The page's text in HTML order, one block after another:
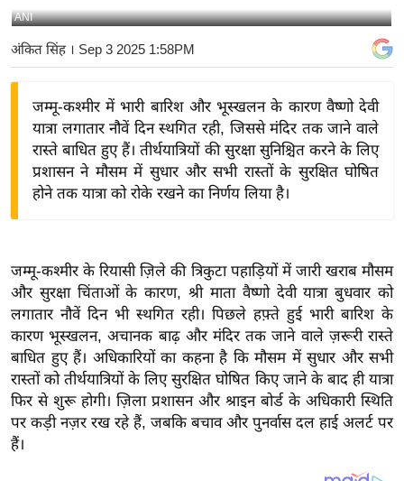
य
बि
ज़
द्यो
वि
शे
ष
ज्ञ
रा
य
ब
ज
ANI
अंकित सिंह। Sep 3 2025 1:58PM
जम्मू-कश्मीर में भारी बारिश और भूस्खलन के कारण वैष्णो देवी
यात्रा लगातार नौवें दिन स्थगित रही, जिससे मंदिर तक जाने वाले
रास्ते बाधित हुए हैं। तीर्थयात्रियों की सुरक्षा सुनिश्चित करने के लिए
प्रशासन ने मौसम में सुधार और सभी रास्तों के सुरक्षित घोषित
होने तक यात्रा को रोके रखने का निर्णय लिया है।
जम्मू-कश्मीर के रियासी ज़िले की त्रिकुटा पहाड़ियों में जारी खराब मौसम
और सुरक्षा चिंताओं के कारण, श्री माता वैष्णो देवी यात्रा बुधवार को
लगातार नौवें दिन भी स्थगित रही। पिछले हफ़्ते हुई भारी बारिश के
कारण भूस्खलन, अचानक बाढ़ और मंदिर तक जाने वाले ज़रूरी रास्ते
बाधित हुए हैं। अधिकारियों का कहना है कि मौसम में सुधार और सभी
रास्तों को तीर्थयात्रियों के लिए सुरक्षित घोषित किए जाने के बाद ही यात्रा
फिर से शुरू होगी। ज़िला प्रशासन और श्राइन बोर्ड के अधिकारी स्थिति
पर कड़ी नज़र रख रहे हैं, जबकि बचाव और पुनर्वास दल हाई अलर्ट पर
हैं।